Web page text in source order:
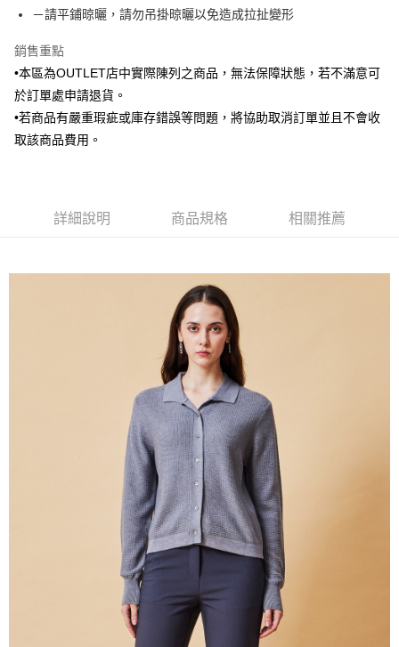
－請平鋪晾曬，請勿吊掛晾曬以免造成拉扯變形
銷售重點
•本區為OUTLET店中實際陳列之商品，無法保障狀態，若不滿意可
於訂單處申請退貨。
•若商品有嚴重瑕疵或庫存錯誤等問題，將協助取消訂單並且不會收
取該商品費用。
詳細說明 商品規格 相關推薦